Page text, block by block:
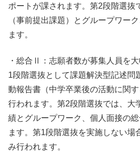
ポートが課されます。第2段階選抜
（事前提出課題）とグループワー
ます。
・総合Ⅱ：志願者数が募集人員を
1段階選抜として課題解決型記述問
動報告書（中学卒業後の活動に関
行われます。第2段階選抜では、大
績とグループワーク、個人面接の
ます。第1段階選抜を実施しない場
み行われます。